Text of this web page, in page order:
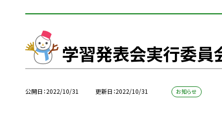
学習発表会実行委員
公開日 2022/10/31 更新日 2022/10/31 お知らせ